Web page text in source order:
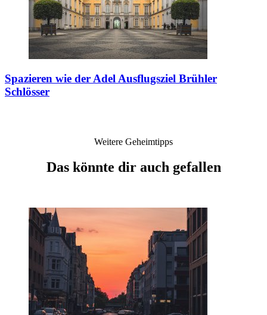
Spazieren wie der AdelAusflugsziel Brühler
Schlösser
Weitere Geheimtipps
Das könnte dir auch gefallen